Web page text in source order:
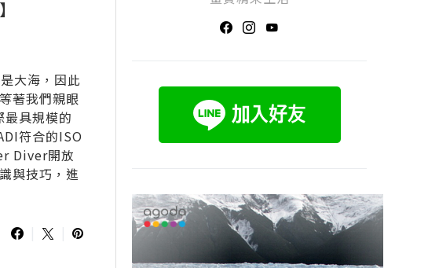
大海，因此
著我們親眼
具規模的
符合的ISO
Diver開放
與技巧，進